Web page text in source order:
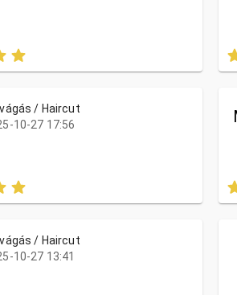
/ Haircut
10-27 17:56
/ Haircut
10-27 13:41